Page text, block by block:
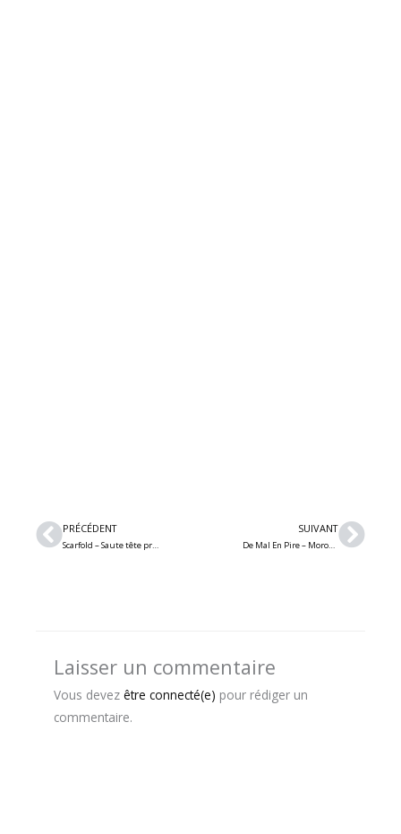
Précédent
PRÉCÉDENT
Scarfold – Saute tête première dans la zone de guerre avec « Spinecrusher » (feat. Guilt Trip)
SUIVANT
De Mal En Pire – Morosité brutale et univers unique; nouvel album et vidéoclip pour « L’Astre de Velours »
Laisser un commentaire
Vous devez être connecté(e) pour rédiger un
commentaire.